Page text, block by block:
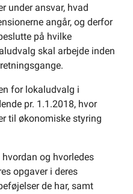
under ansvar, hvad
angår, og derfor
på hvilke
skal arbejde inden
for lokaludvalg i
pr. 1.1.2018, hvor
til økonomiske styring
og hvorledes
opgaver i deres
de har, samt